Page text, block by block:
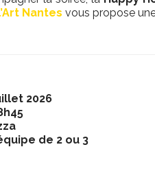
Nantes vous propose
2026
de 2 ou 3